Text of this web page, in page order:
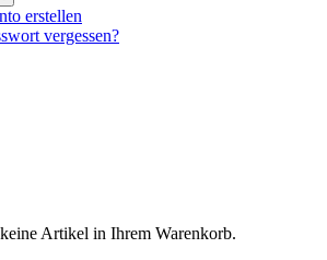
erstellen
vergessen?
Artikel in Ihrem Warenkorb.